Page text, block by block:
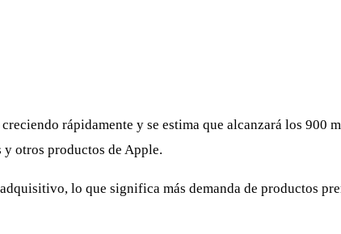
rápidamente y se estima que alcanzará los 900
y otros productos de Apple.
lo que significa más demanda de productos